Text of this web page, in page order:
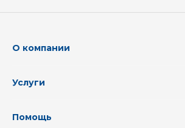
О компании
Услуги
Помощь